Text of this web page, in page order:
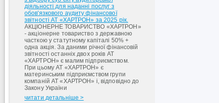
діяльності для наданні послуг з
обов'язкового аудиту фінансової
звітності АТ «ХАРТРОН» за 2025 рік.
АКЦІОНЕРНЕ ТОВАРИСТВО «ХАРТРОН»
- акціонерне товариство з державною
часткою у статутному капіталі 50% +
одна акція. За даними річної фінансовій
звітності останніх двох років АТ
«ХАРТРОН» є малим підприємством.
При цьому АТ «ХАРТРОН» є
материнським підприємством групи
компаній АТ «ХАРТРОН» і, відповідно до
Закону України
читати детальніше >